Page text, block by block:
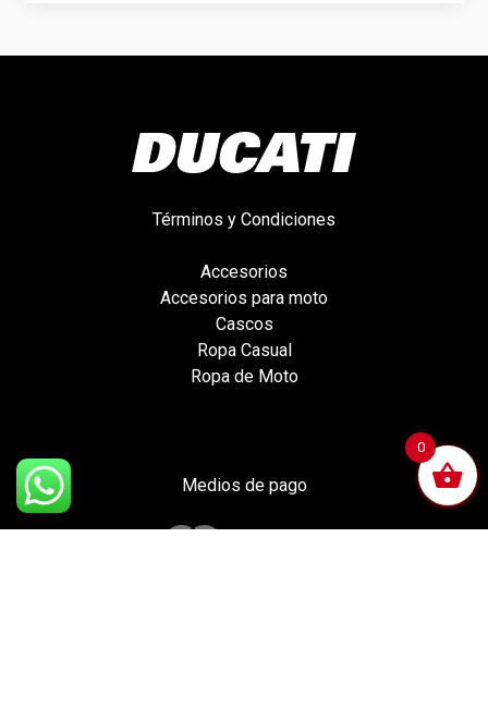
Términos y Condiciones
Accesorios
Accesorios para moto
Cascos
Ropa Casual
Ropa de Moto
Medios de pago
0